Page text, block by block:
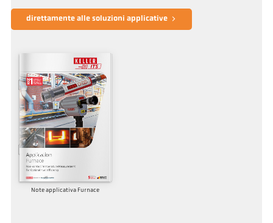
direttamente alle soluzioni applicative
Note applicativa Furnace